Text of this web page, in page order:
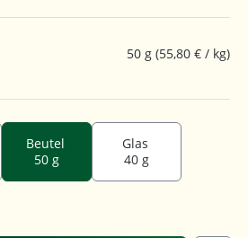
50 g (55,80 € / kg)
Beutel
50 g
Glas
40 g